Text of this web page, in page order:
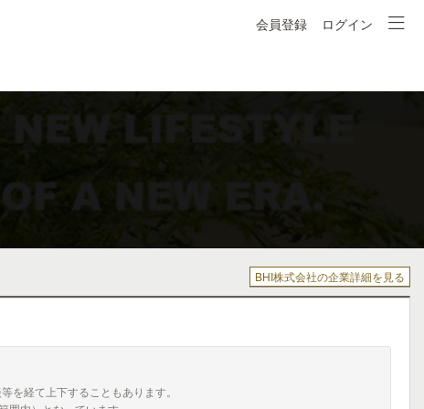
会員登録 ログイン
BHI株式会社の企業詳細を見る
を経て上下することもあります。